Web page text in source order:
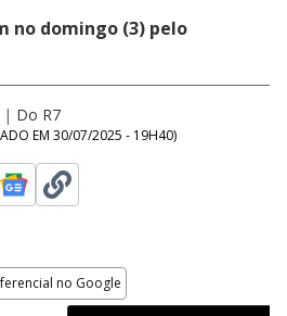
no domingo (3) pelo
| Do R7
EM 30/07/2025 - 19H40)
no Google